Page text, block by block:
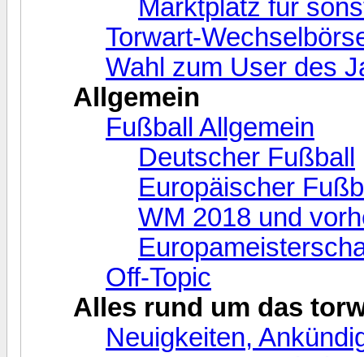
Marktplatz für
Torwart-
Wahl zum User des
Allgemein
Fußball Allgemein
Deutscher Fußball
Europäischer
WM 2018 und
Off-Topic
Alles rund um das
Neuigkeiten,